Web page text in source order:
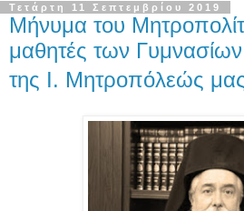
Τετάρτη 11 Σεπτεμβρίου 2019
Μήνυμα του
μαθητές των Γυμνασίων
της Ι. Μητροπόλεώς